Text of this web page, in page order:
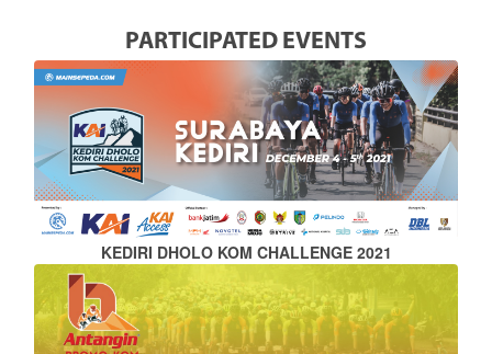
PARTICIPATED EVENTS
KEDIRI DHOLO KOM CHALLENGE 2021